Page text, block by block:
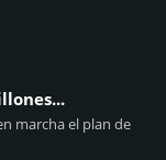
marcha el plan de